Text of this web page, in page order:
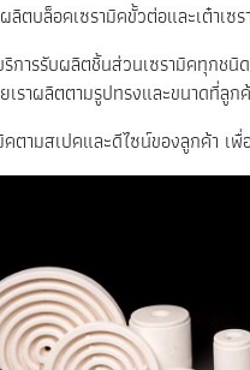
ลิตบล็อคเซรามิคขั้วต่อและเต๋าเ
ริการรับผลิตชิ้นส่วนเซรามิคทุกชนิ
ราผลิตตามรูปทรงและขนาดที่ลูก
คตามสเปคและดีไซน์ของลูกค้า